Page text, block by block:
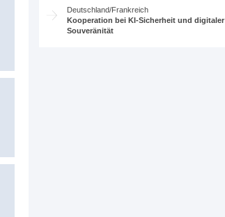
Deutschland/Frankreich
Kooperation bei KI-Sicherheit und digitaler
Souveränität